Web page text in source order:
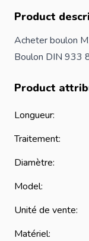
Product
Acheter boulon
Boulon DIN 933
Product
Longueur:
Traitement:
Diamètre:
Model:
Unité de vente:
Matériel: